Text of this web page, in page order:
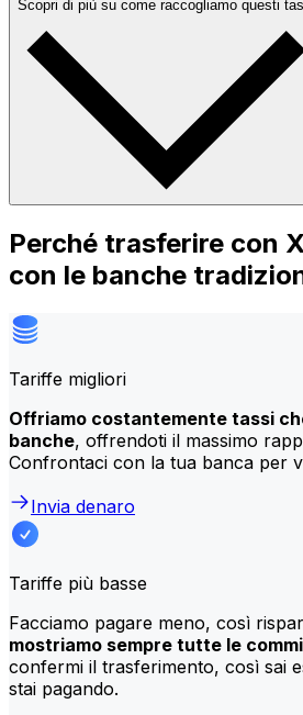
Scopri di più su come raccogliamo questi
Perché trasferire con
con le banche
Tariffe migliori
Offriamo costantemente tassi
banche, offrendoti il massimo
Confrontaci con la tua banca per
Invia denaro
Tariffe più basse
Facciamo pagare meno, così
mostriamo sempre tutte le
confermi il trasferimento, così sai
stai pagando.